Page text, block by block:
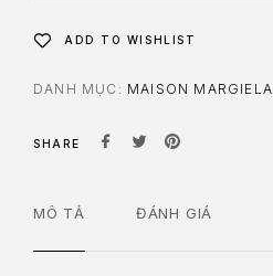
ADD TO WISHLIST
DANH MỤC: MAISON MARGIELA
SHARE
MÔ TẢ ĐÁNH GIÁ